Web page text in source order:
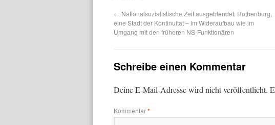
← Nationalsozialistische Zeit ausgeblendet: Rothenburg,
eine Stadt der Kontinuität – im Wideraufbau wie im
Umgang mit den früheren NS-Funktionären
Schreibe einen Kommentar
Deine E-Mail-Adresse wird nicht veröffentlicht.
Kommentar*